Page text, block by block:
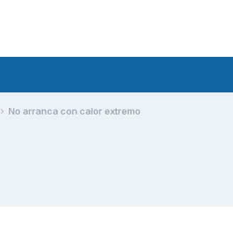
No arranca con calor extremo